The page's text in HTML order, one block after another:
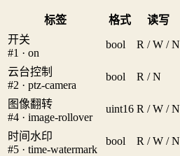
标签 格式 读写
开关
#1 · on
bool R / W / N
云台控制
#2 · ptz-camera
bool R / N
图像翻转
#4 · image-rollover
uint16 R / W / N
时间水印
#5 · time-watermark
bool R / W / N